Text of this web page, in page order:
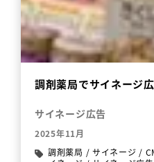
調剤薬局でサイネージ
サイネージ広告
2025年11月
調剤薬局 / サイネージ /